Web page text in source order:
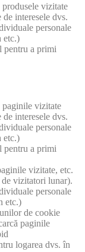
vizitate
interesele dvs.
personale
etc.)
pentru a primi
vizitate
interesele dvs.
personale
etc.)
pentru a primi
vizitate, etc.
de vizitatori lunar).
personale
etc.)
de cookie
paginile
logarea dvs. în